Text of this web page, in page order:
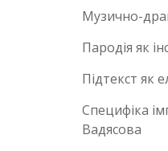
Музично-
Пародія як
Підтекст як
Специфіка
Вадясова